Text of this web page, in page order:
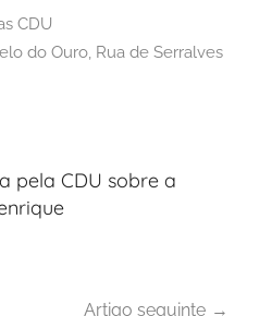
CDU
do Ouro, Rua de Serralves
pela CDU sobre a
Artigo seguinte